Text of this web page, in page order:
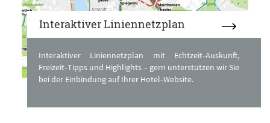
Interaktiver Liniennetzplan
Interaktiver Liniennetzplan mit Echtzeit‑Auskunft,
Freizeit‑Tipps und Highlights – gern unterstützen wir Sie
bei der Einbindung auf Ihrer Hotel‑Website.